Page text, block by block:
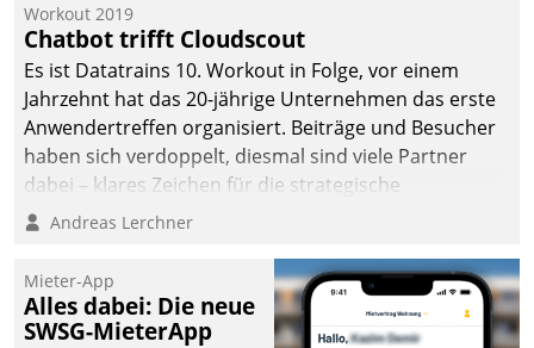
Quartier. Dazwischen
zeigte Datatrain, was es
Neues zu bieten hat.
Workout 2019
Chatbot trifft Cloudscout
Es ist Datatrains 10. Workout in Folge, vor einem
Jahrzehnt hat das 20-jährige Unternehmen das erste
Anwendertreffen organisiert. Beiträge und Besucher
haben sich verdoppelt, diesmal sind viele Partner
dabei – klares Zeichen für die strategische
Fokussierung auf den Kunden.
Andreas Lerchner
Mieter-App
Alles dabei: Die neue
SWSG-MieterApp